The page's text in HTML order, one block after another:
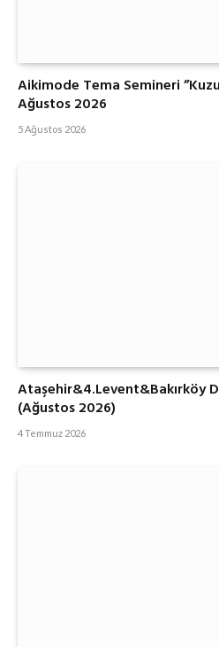
Aikimode Tema Semineri
Ağustos 2026
5 Ağustos 2026
Ataşehir&4.Levent&Bakırköy
(Ağustos 2026)
4 Temmuz 2026